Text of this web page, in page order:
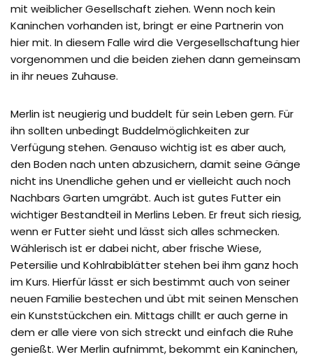
mit weiblicher Gesellschaft ziehen. Wenn noch kein
Kaninchen vorhanden ist, bringt er eine Partnerin von
hier mit. In diesem Falle wird die Vergesellschaftung hier
vorgenommen und die beiden ziehen dann gemeinsam
in ihr neues Zuhause.
Merlin ist neugierig und buddelt für sein Leben gern. Für
ihn sollten unbedingt Buddelmöglichkeiten zur
Verfügung stehen. Genauso wichtig ist es aber auch,
den Boden nach unten abzusichern, damit seine Gänge
nicht ins Unendliche gehen und er vielleicht auch noch
Nachbars Garten umgräbt. Auch ist gutes Futter ein
wichtiger Bestandteil in Merlins Leben. Er freut sich riesig,
wenn er Futter sieht und lässt sich alles schmecken.
Wählerisch ist er dabei nicht, aber frische Wiese,
Petersilie und Kohlrabiblätter stehen bei ihm ganz hoch
im Kurs. Hierfür lässt er sich bestimmt auch von seiner
neuen Familie bestechen und übt mit seinen Menschen
ein Kunststückchen ein. Mittags chillt er auch gerne in
dem er alle viere von sich streckt und einfach die Ruhe
genießt. Wer Merlin aufnimmt, bekommt ein Kaninchen,